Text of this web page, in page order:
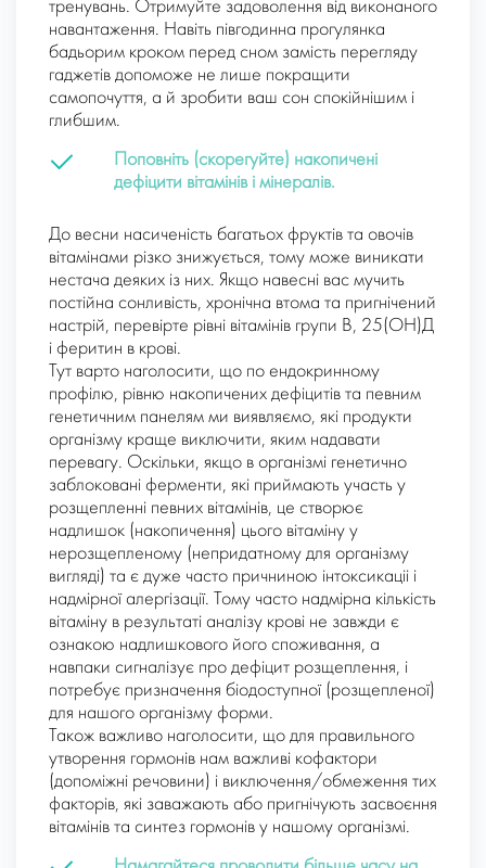
тренувань. Отримуйте задоволення від виконаного
навантаження. Навіть півгодинна прогулянка
бадьорим кроком перед сном замість перегляду
гаджетів допоможе не лише покращити
самопочуття, а й зробити ваш сон спокійнішим і
глибшим.
Поповніть (скорегуйте) накопичені
дефіцити вітамінів і мінералів.
До весни насиченість багатьох фруктів та овочів
вітамінами різко знижується, тому може виникати
нестача деяких із них. Якщо навесні вас мучить
постійна сонливість, хронічна втома та пригнічений
настрій, перевірте рівні вітамінів групи В, 25(ОН)Д
і феритин в крові.
Тут варто наголосити, що по ендокринному
профілю, рівню накопичених дефіцитів та певним
генетичним панелям ми виявляємо, які продукти
організму краще виключити, яким надавати
перевагу. Оскільки, якщо в організмі генетично
заблоковані ферменти, які приймають участь у
розщепленні певних вітамінів, це створює
надлишок (накопичення) цього вітаміну у
нерозщепленому (непридатному для організму
вигляді) та є дуже часто причниною інтоксикаціі і
надмірної алергізації. Тому часто надмірна кількість
вітаміну в результаті аналізу крові не завжди є
ознакою надлишкового його споживання, а
навпаки сигналізує про дефіцит розщеплення, і
потребує призначення біодоступної (розщепленої)
для нашого організму форми.
Також важливо наголосити, що для правильного
утворення гормонів нам важливі кофактори
(допоміжні речовини) і виключення/обмеження тих
факторів, які заважають або пригнічують засвоєння
вітамінів та синтез гормонів у нашому організмі.